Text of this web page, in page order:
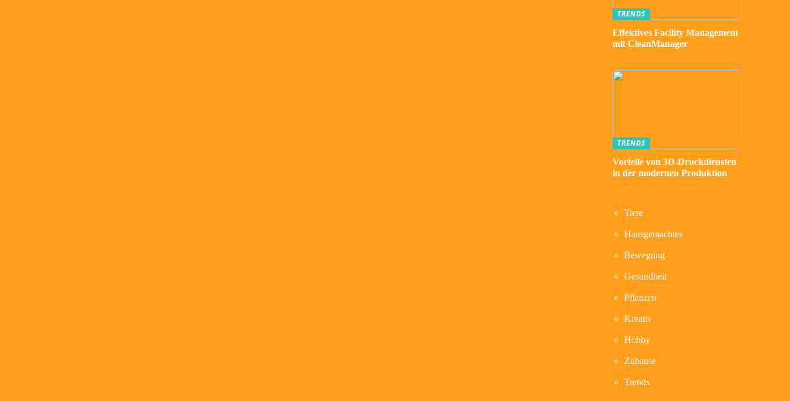
TRENDS
Effektives Facility Management
mit CleanManager
TRENDS
Vorteile von 3D-Druckdiensten
in der modernen Produktion
Tiere
Hausgemachtes
Bewegung
Gesundheit
Pflanzen
Kreativ
Hobby
Zuhause
Trends